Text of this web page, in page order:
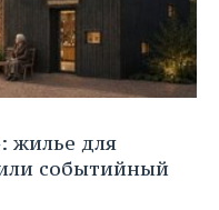
жилье для
событийный